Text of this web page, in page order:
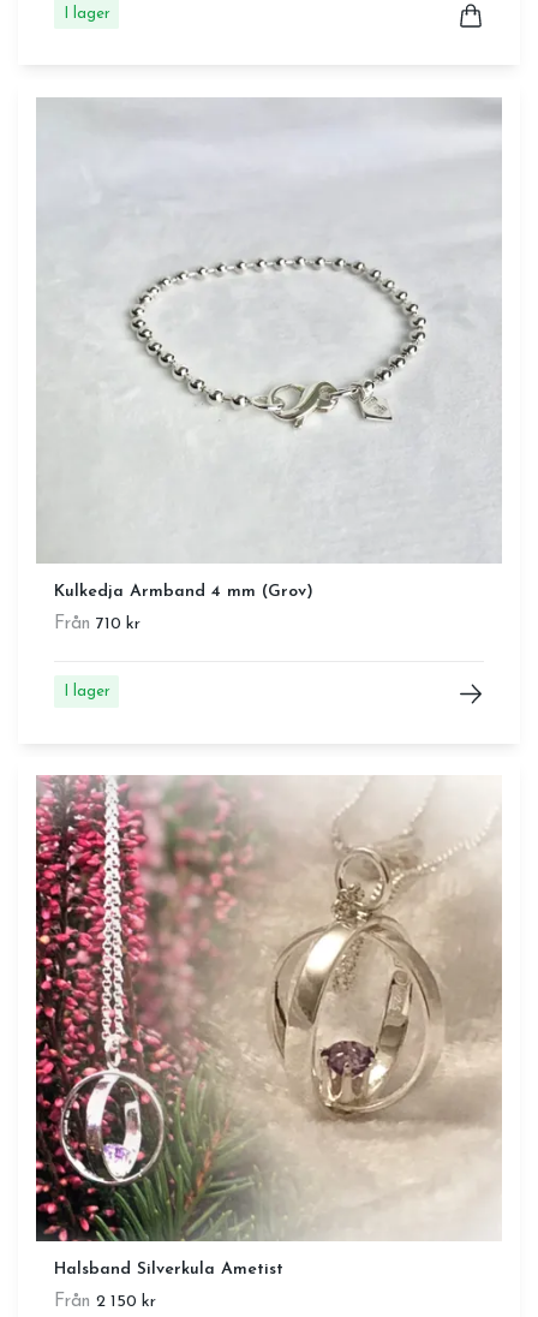
I lager
Kulkedja Armband 4 mm (Grov)
Från 710 kr
I lager
Halsband Silverkula Ametist
Från 2 150 kr